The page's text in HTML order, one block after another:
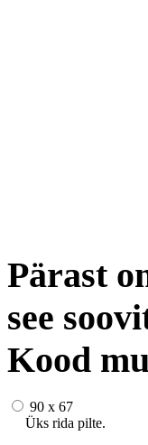
Pärast
see
Kood
90 x 67
Üks rida pilte.